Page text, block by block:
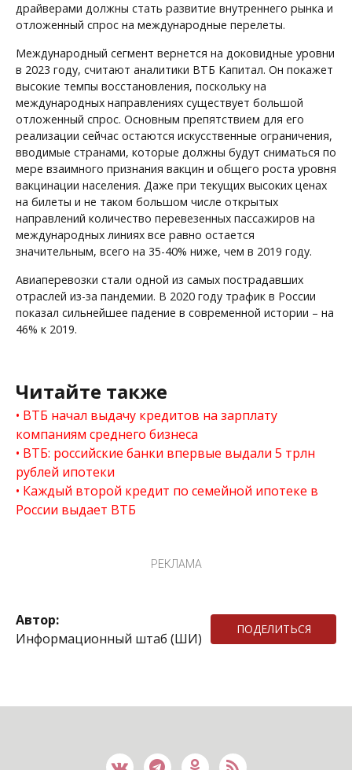
драйверами должны стать развитие внутреннего рынка и
отложенный спрос на международные перелеты.
Международный сегмент вернется на доковидные уровни
в 2023 году, считают аналитики ВТБ Капитал. Он покажет
высокие темпы восстановления, поскольку на
международных направлениях существует большой
отложенный спрос. Основным препятствием для его
реализации сейчас остаются искусственные ограничения,
вводимые странами, которые должны будут сниматься по
мере взаимного признания вакцин и общего роста уровня
вакцинации населения. Даже при текущих высоких ценах
на билеты и не таком большом числе открытых
направлений количество перевезенных пассажиров на
международных линиях все равно остается
значительным, всего на 35-40% ниже, чем в 2019 году.
Авиаперевозки стали одной из самых пострадавших
отраслей из-за пандемии. В 2020 году трафик в России
показал сильнейшее падение в современной истории – на
46% к 2019.
Читайте также
ВТБ начал выдачу кредитов на зарплату
компаниям среднего бизнеса
ВТБ: российские банки впервые выдали 5 трлн
рублей ипотеки
Каждый второй кредит по семейной ипотеке в
России выдает ВТБ
РЕКЛАМА
Автор:
Информационный штаб (ШИ)
ПОДЕЛИТЬСЯ